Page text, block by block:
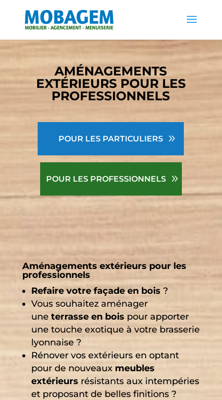
AMÉNAGEMENTS
EXTÉRIEURS POUR LES
PROFESSIONNELS
POUR LES PARTICULIERS
POUR LES PROFESSIONNELS
Aménagements extérieurs pour les
professionnels
Refaire votre façade en bois ?
Vous souhaitez aménager
une terrasse en bois pour apporter
une touche exotique à votre brasserie
lyonnaise ?
Rénover vos extérieurs en optant
pour de nouveaux meubles
extérieurs résistants aux intempéries
et proposant de belles finitions ?